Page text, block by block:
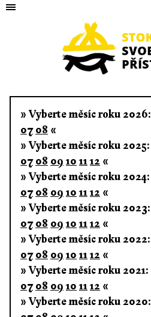
» Vyberte měsíc roku 2026:
07 08 «
» Vyberte měsíc roku 2025:
07 08 09 10 1112 «
» Vyberte měsíc roku 2024:
07 08 09 10 1112 «
» Vyberte měsíc roku 2023:
07 08 09 10 1112 «
» Vyberte měsíc roku 2022:
07 08 09 10 1112 «
» Vyberte měsíc roku 2021:
07 08 09 10 1112 «
» Vyberte měsíc roku 2020: